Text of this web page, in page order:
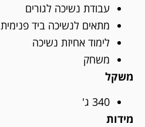
עבודת נשיכה לגורים
מתאים לנשיכה ביד פנימית
לימוד אחיזת נשיכה
משחק
משקל
340 ג'
מידות